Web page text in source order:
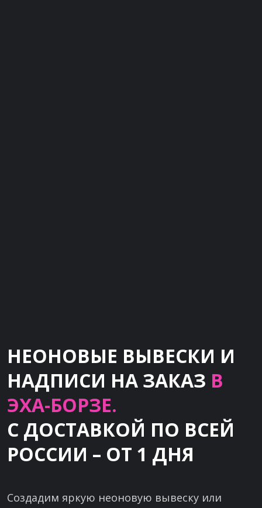
НЕОНОВЫЕ ВЫВЕСКИ И
НАДПИСИ НА ЗАКАЗ В
ЭХА-БОРЗЕ.
С ДОСТАВКОЙ ПО ВСЕЙ
РОССИИ – ОТ 1 ДНЯ
Создадим яркую неоновую вывеску или